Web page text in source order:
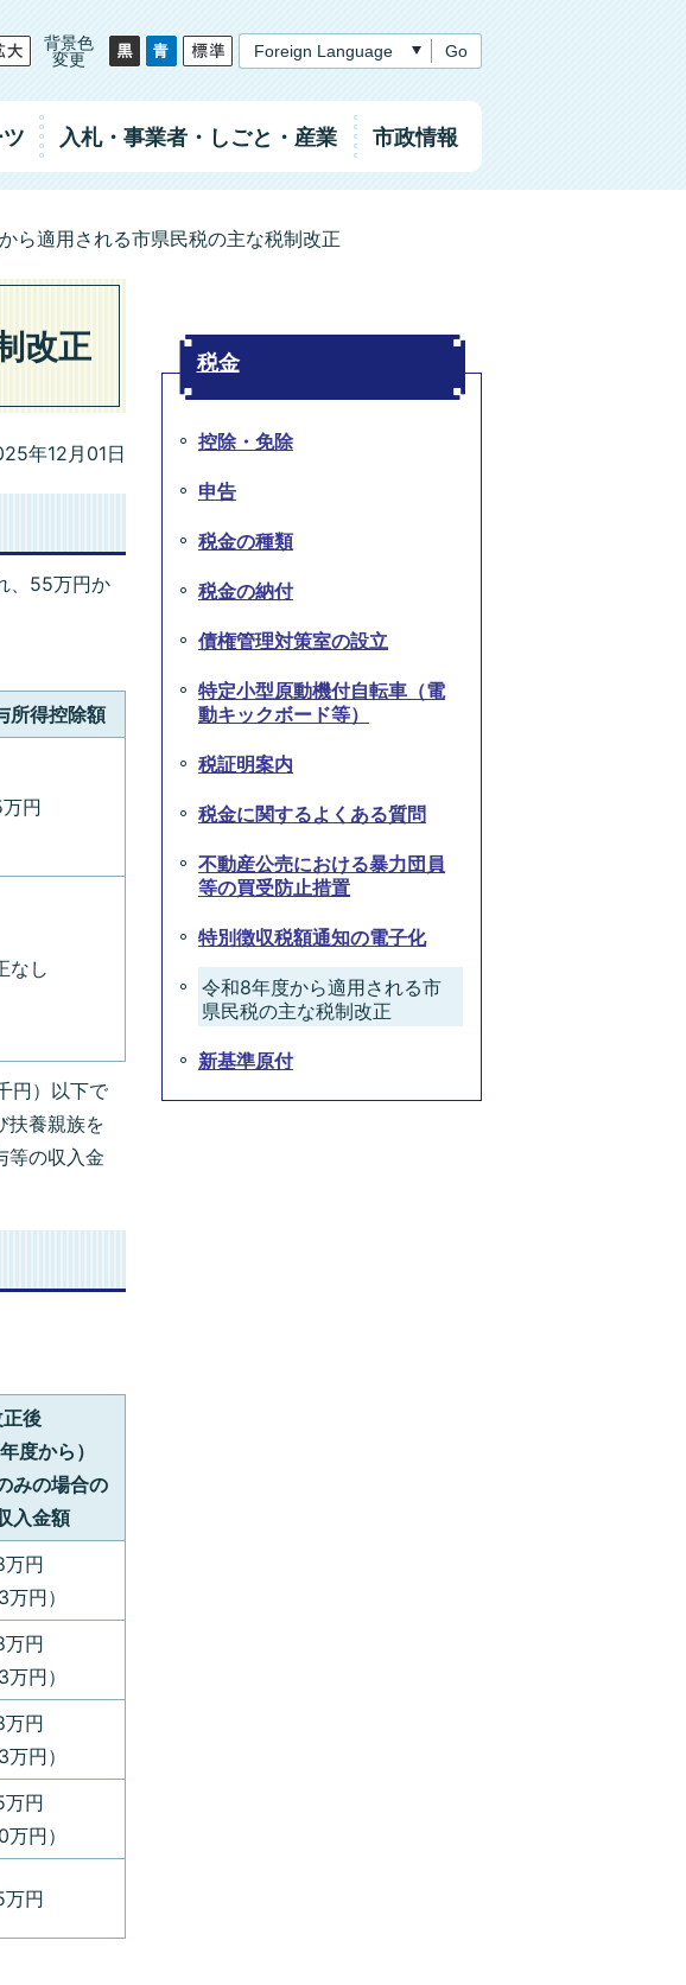
背景色
変更
Go
入札・事業者 ・しごと ・産業 市政情報
ら適用される市県民税の主な税制改正
改正
年12月01日
、55万円か
所得控除額
円
なし
円）以下で
扶養親族を
等の収入金
後
度から）
みの場合の
入金額
万円
万円）
万円
万円）
万円
万円）
万円
万円）
万円
税金
控除・免除
申告
税金の種類
税金の納付
債権管理対策室の設立
特定小型原動機付自転車（電
動キックボード等）
税証明案内
税金に関するよくある質問
不動産公売における暴力団員
等の買受防止措置
特別徴収税額通知の電子化
令和8年度から適用される市
県民税の主な税制改正
新基準原付